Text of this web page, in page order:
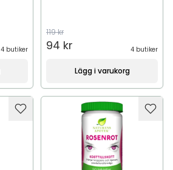
4 butiker
119 kr
94 kr 4 butiker
Lägg i varukorg